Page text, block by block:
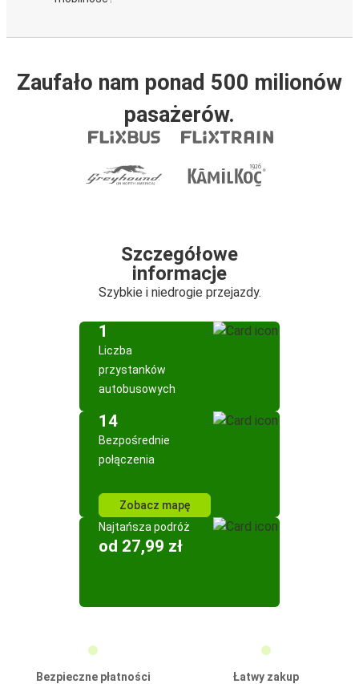
Zaufało nam ponad 500 milionów
pasażerów.
Szczegółowe
informacje
Szybkie i niedrogie przejazdy.
1
Liczba
przystanków
autobusowych
14
Bezpośrednie
połączenia
Zobacz mapę
Najtańsza podróż
od 27,99 zł
Bezpieczne płatności
Łatwy zakup